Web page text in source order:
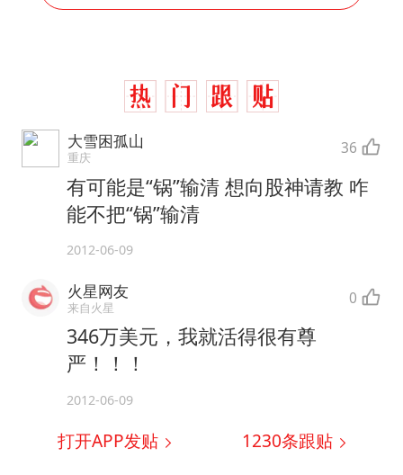
大雪困孤山
重庆 36
有可能是“锅”输清 想向股神请教 咋
能不把“锅”输清
2012-06-09
火星网友
来自火星 0
346万美元，我就活得很有尊
严！！！
2012-06-09
打开APP发贴 1230条跟贴